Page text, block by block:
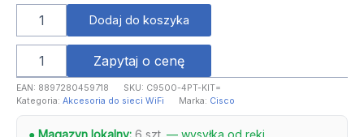
Dodaj do koszyka
Zapytaj o cenę
EAN: 8897280459718 SKU: C9500-4PT-KIT=
Kategoria: Akcesoria do sieci WiFi Marka: Cisco
● Magazyn lokalny: 6 szt. — wysyłka od ręki